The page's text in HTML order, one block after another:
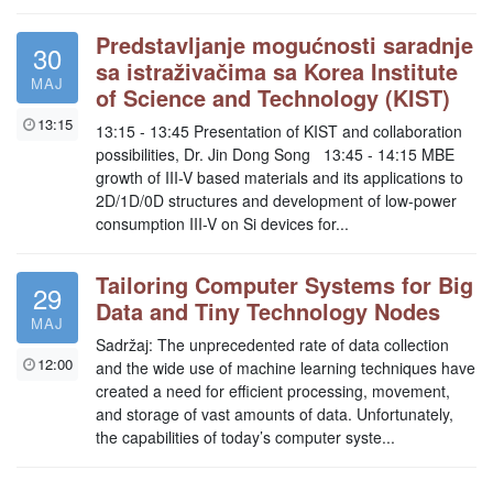
30
MAJ
13:15
Predstavljanje mogućnosti saradnje
sa istraživačima sa Korea Institute
of Science and Technology (KIST)
13:15 - 13:45 Presentation of KIST and collaboration
possibilities, Dr. Jin Dong Song 13:45 - 14:15 MBE
growth of III-V based materials and its applications to
2D/1D/0D structures and development of low-power
consumption III-V on Si devices for...
29
MAJ
12:00
Tailoring Computer Systems for Big
Data and Tiny Technology Nodes
Sadržaj: The unprecedented rate of data collection
and the wide use of machine learning techniques have
created a need for efficient processing, movement,
and storage of vast amounts of data. Unfortunately,
the capabilities of today’s computer syste...